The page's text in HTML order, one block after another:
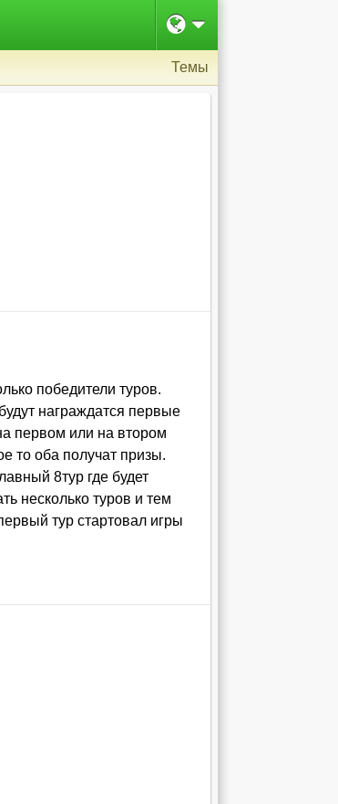
Темы
победители туров.
награждатся первые
первом или на втором
то оба получат призы.
8тур где будет
несколько туров и тем
тур стартовал игры